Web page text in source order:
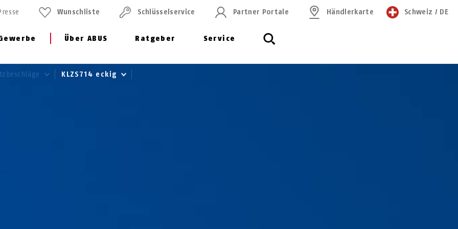
Über ABUS Ratgeber Service
Wunschliste Schlüssel­service Partner Portale Händlerkarte Schweiz / DE
KLZS714 eckig